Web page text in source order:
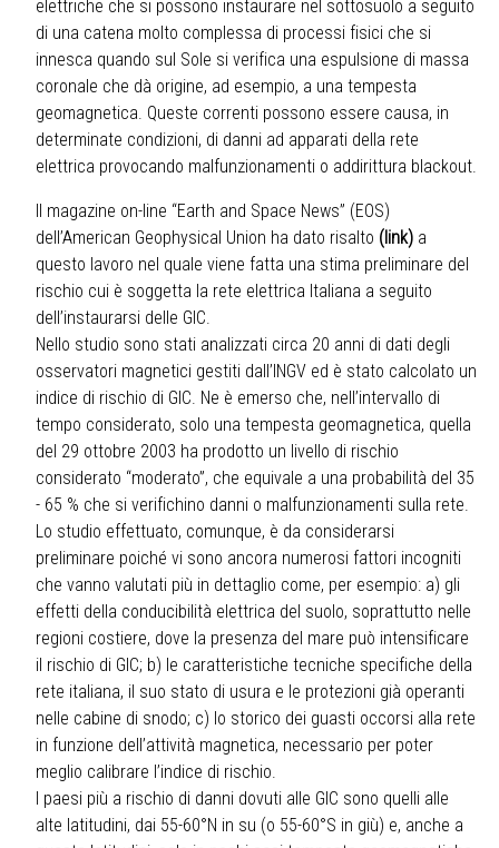
elettriche che si possono instaurare nel sottosuolo a seguito
di una catena molto complessa di processi fisici che si
innesca quando sul Sole si verifica una espulsione di massa
coronale che dà origine, ad esempio, a una tempesta
geomagnetica. Queste correnti possono essere causa, in
determinate condizioni, di danni ad apparati della rete
elettrica provocando malfunzionamenti o addirittura blackout.
Il magazine on-line “Earth and Space News” (EOS)
dell’American Geophysical Union ha dato risalto (link) a
questo lavoro nel quale viene fatta una stima preliminare del
rischio cui è soggetta la rete elettrica Italiana a seguito
dell’instaurarsi delle GIC.
Nello studio sono stati analizzati circa 20 anni di dati degli
osservatori magnetici gestiti dall’INGV ed è stato calcolato un
indice di rischio di GIC. Ne è emerso che, nell’intervallo di
tempo considerato, solo una tempesta geomagnetica, quella
del 29 ottobre 2003 ha prodotto un livello di rischio
considerato “moderato”, che equivale a una probabilità del 35
- 65 % che si verifichino danni o malfunzionamenti sulla rete.
Lo studio effettuato, comunque, è da considerarsi
preliminare poiché vi sono ancora numerosi fattori incogniti
che vanno valutati più in dettaglio come, per esempio: a) gli
effetti della conducibilità elettrica del suolo, soprattutto nelle
regioni costiere, dove la presenza del mare può intensificare
il rischio di GIC; b) le caratteristiche tecniche specifiche della
rete italiana, il suo stato di usura e le protezioni già operanti
nelle cabine di snodo; c) lo storico dei guasti occorsi alla rete
in funzione dell’attività magnetica, necessario per poter
meglio calibrare l’indice di rischio.
I paesi più a rischio di danni dovuti alle GIC sono quelli alle
alte latitudini, dai 55-60°N in su (o 55-60°S in giù) e, anche a